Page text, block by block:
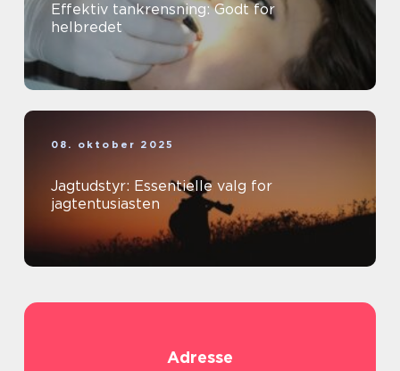
Effektiv tankrensning: Godt for
helbredet
08. oktober 2025
Jagtudstyr: Essentielle valg for
jagtentusiasten
Adresse